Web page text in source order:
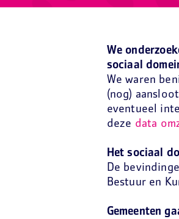
We
sociaal
We waren
(nog)
eventueel
deze data
Het sociaal
De
Bestuur en
Gemeenten